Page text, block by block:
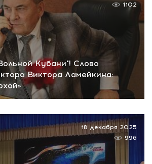
Кубани"! Слово
Виктора Ламейкина:
1102
18 декабря 2025
996